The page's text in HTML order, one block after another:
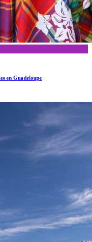
en Guadeloupe